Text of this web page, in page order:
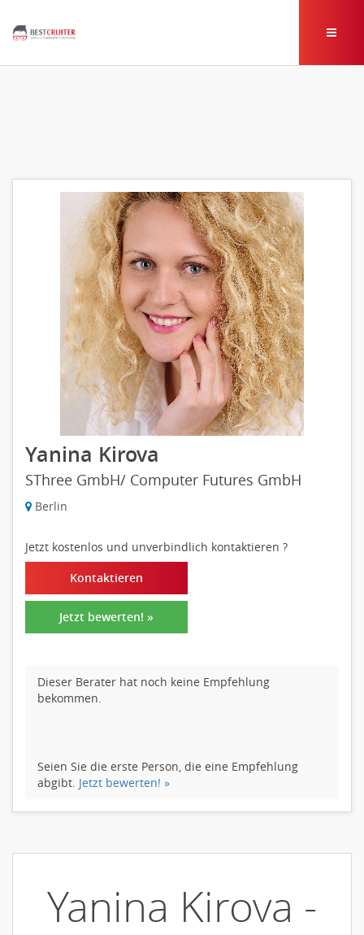
Yanina Kirova
SThree GmbH/ Computer Futures GmbH
Berlin
Jetzt kostenlos und unverbindlich kontaktieren ?
Kontaktieren
Jetzt bewerten! »
Dieser Berater hat noch keine Empfehlung
bekommen.
Seien Sie die erste Person, die eine Empfehlung
abgibt. Jetzt bewerten! »
Yanina Kirova -